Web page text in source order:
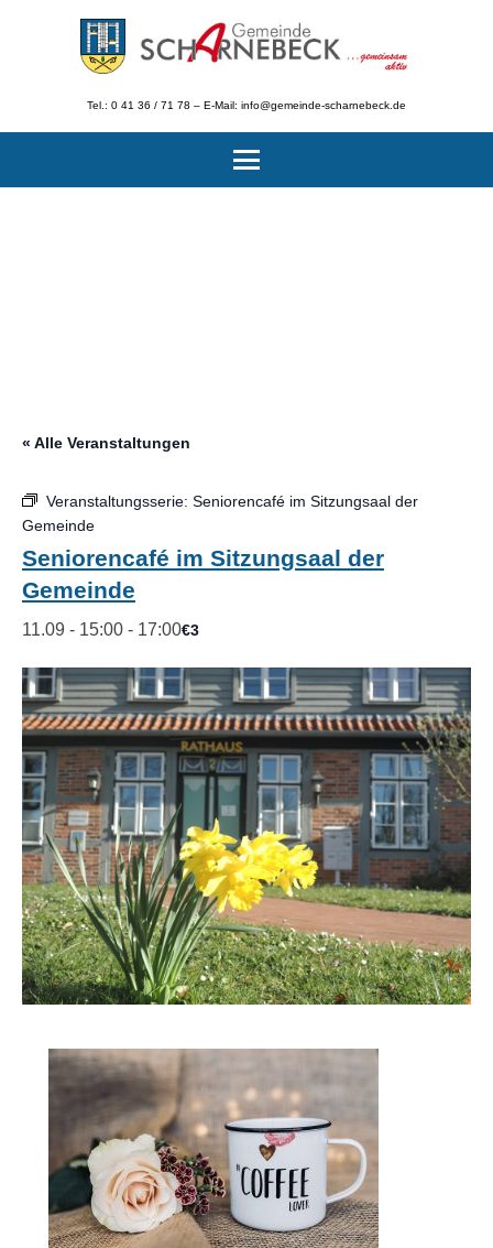
Tel.: 0 41 36 / 71 78 – E-Mail: info@gemeinde-scharnebeck.de
« Alle Veranstaltungen
Veranstaltungsserie: Seniorencafé im Sitzungsaal der
Gemeinde
Seniorencafé im Sitzungsaal der
Gemeinde
11.09 - 15:00 - 17:00€3